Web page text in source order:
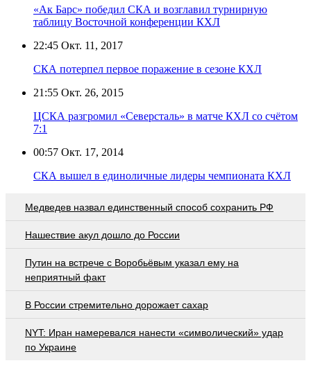
«Ак Барс» победил СКА и возглавил турнирную
таблицу Восточной конференции КХЛ
22:45 Окт. 11, 2017
СКА потерпел первое поражение в сезоне КХЛ
21:55 Окт. 26, 2015
ЦСКА разгромил «Северсталь» в матче КХЛ со счётом
7:1
00:57 Окт. 17, 2014
СКА вышел в единоличные лидеры чемпионата КХЛ
Медведев назвал единственный способ сохранить РФ
Нашествие акул дошло до России
Путин на встрече с Воробьёвым указал ему на
неприятный факт
В России стремительно дорожает сахар
NYT: Иран намеревался нанести «символический» удар
по Украине